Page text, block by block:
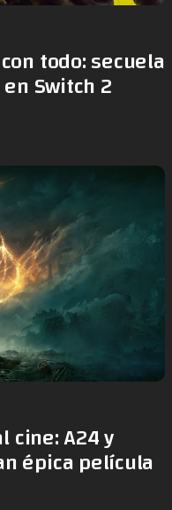
todo: secuela
Switch 2
cine: A24 y
épica película